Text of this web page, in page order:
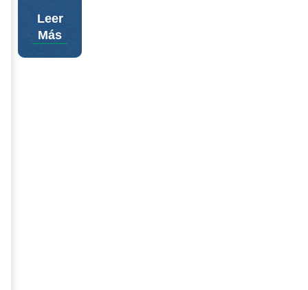
Leer
Más